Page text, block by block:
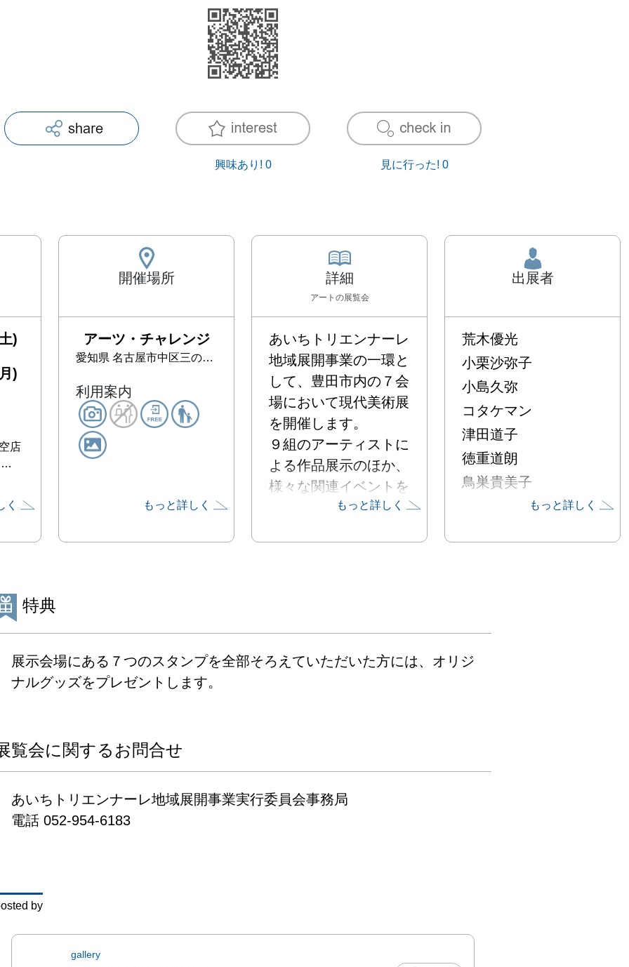
興味あり! 0 見に行った! 0
)
)
店
く
開催場所
アーツ・チャレンジ
愛知県 名古屋市中区三の丸三丁目1番2号 （愛知県県民生活部文化芸術課内）
利用案内
もっと詳しく
詳細
アート の展覧会
あいちトリエンナーレ
地域展開事業の一環と
して、豊田市内の７会
場において現代美術展
を開催します。
９組のアーティストに
よる作品展示のほか、
様々な関連イベントを
無料でお楽しみいただ
会期：2019年1月19日
（土）から2月11日
会場：喜楽亭（豊田市
もっと詳しく
出展者
荒木優光
小栗沙弥子
小島久弥
コタケマン
津田道子
徳重道朗
鳥巣貴美子
Nadegata Instant
もっと詳しく
特典
展示会場にある７つのスタンプを全部そろえていただいた方には、オリジ
ナルグッズをプレゼントします。
覧会に関するお問合せ
あいちトリエンナーレ地域展開事業実行委員会事務局
電話 052-954-6183
by
gallery